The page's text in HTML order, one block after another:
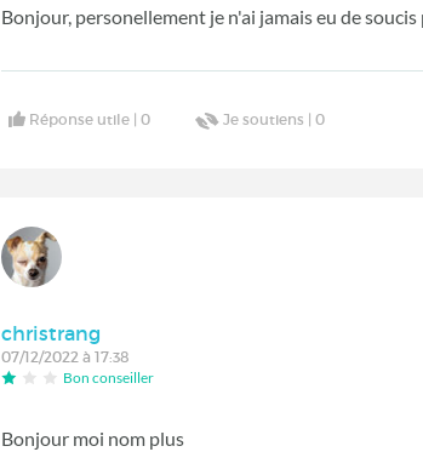
Bonjour, personellement je n'ai jamais eu de soucis
Réponse utile |0 Je soutiens |0
christrang
07/12/2022 à 17:38
Bon conseiller
Bonjour moi nom plus